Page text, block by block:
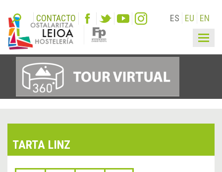
CONTACTO ES EU EN
TARTA LINZ